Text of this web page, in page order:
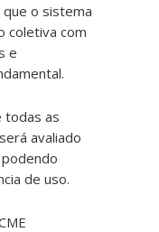
que o sistema
coletiva com
e
todas as
avaliado
de uso.